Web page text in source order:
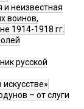
и неизвестная
воинов,
1914-1918 гг.
русской
– от слуги